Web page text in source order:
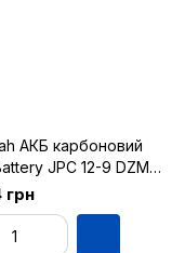
АКБ карбоновий
JPC 12-9 DZM
грн